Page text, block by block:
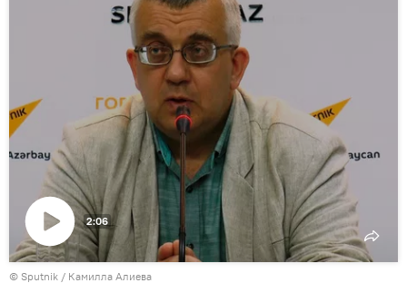
Воспроизвести
видео
2:06
© Sputnik / Камилла Алиева